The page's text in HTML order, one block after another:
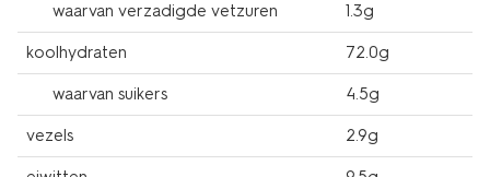
waarvan verzadigde vetzuren 1.3g
koolhydraten 72.0g
waarvan suikers 4.5g
vezels 2.9g